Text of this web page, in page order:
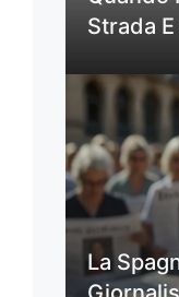
Strada E
La